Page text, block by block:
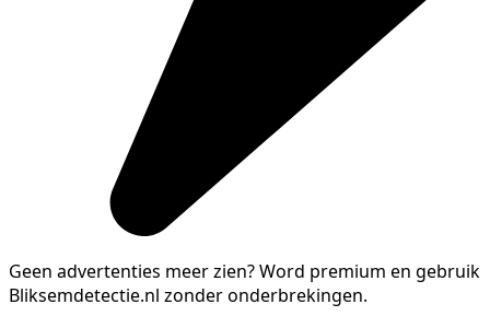
Geen advertenties meer zien?Word premium en gebruik
Bliksemdetectie.nl zonder onderbrekingen.